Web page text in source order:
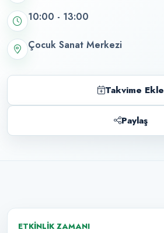
10:00 - 13:00
Çocuk Sanat Merkezi
Takvime Ekle
Paylaş
ETKINLIK ZAMANI